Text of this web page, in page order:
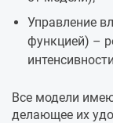
Управление
функцией) –
Все модели
делающее их